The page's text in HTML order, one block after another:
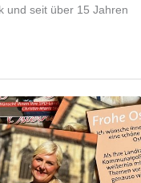
und seit über 15 Jahren